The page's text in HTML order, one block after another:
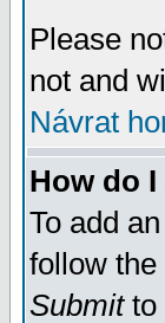
Please
not and
Návrat
How do
To add
follow
Submitto